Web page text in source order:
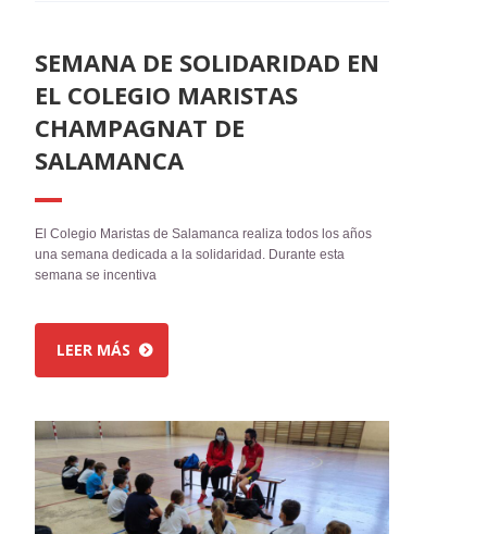
SEMANA DE SOLIDARIDAD EN
EL COLEGIO MARISTAS
CHAMPAGNAT DE
SALAMANCA
El Colegio Maristas de Salamanca realiza todos los años
una semana dedicada a la solidaridad. Durante esta
semana se incentiva
LEER MÁS